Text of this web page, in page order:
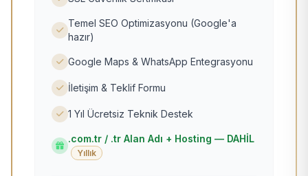
Temel SEO Optimizasyonu (Google'a
hazır)
Google Maps & WhatsApp Entegrasyonu
İletişim & Teklif Formu
1 Yıl Ücretsiz Teknik Destek
.com.tr / .tr Alan Adı + Hosting — DAHİL
Yıllık